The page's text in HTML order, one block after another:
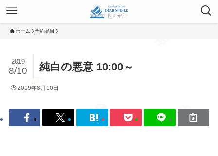
ホーム 予約品目
純白の悪意 10:00～
2019
8/10
2019年8月10日